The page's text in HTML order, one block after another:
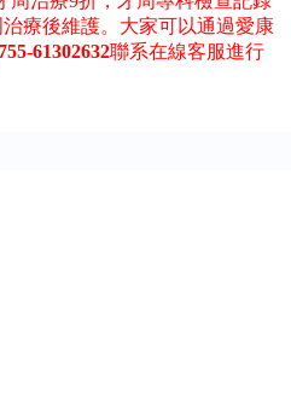
療後維護。大家可以通過愛康
61302632聯系在線客服進行